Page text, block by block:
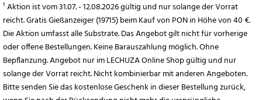
¹ Aktion ist vom 31.07. - 12.08.2026 gültig und nur solange der Vorrat
reicht. Gratis Gießanzeiger (19715) beim Kauf von PON in Höhe von 40 €.
Die Aktion umfasst alle Substrate. Das Angebot gilt nicht für vorherige
oder offene Bestellungen. Keine Barauszahlung möglich. Ohne
Bepflanzung. Angebot nur im LECHUZA Online Shop gültig und nur
solange der Vorrat reicht. Nicht kombinierbar mit anderen Angeboten.
Bitte senden Sie das kostenlose Geschenk in dieser Bestellung zurück,